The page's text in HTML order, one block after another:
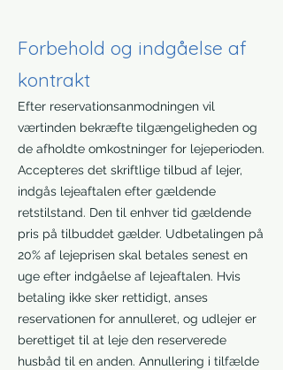
Forbehold og indgåelse af
kontrakt
Efter reservationsanmodningen vil
værtinden bekræfte tilgængeligheden og
de afholdte omkostninger for lejeperioden.
Accepteres det skriftlige tilbud af lejer,
indgås lejeaftalen efter gældende
retstilstand. Den til enhver tid gældende
pris på tilbuddet gælder. Udbetalingen på
20% af lejeprisen skal betales senest en
uge efter indgåelse af lejeaftalen. Hvis
betaling ikke sker rettidigt, anses
reservationen for annulleret, og udlejer er
berettiget til at leje den reserverede
husbåd til en anden. Annullering i tilfælde